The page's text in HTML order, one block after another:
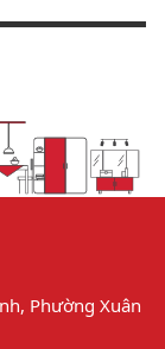
Phường Xuân